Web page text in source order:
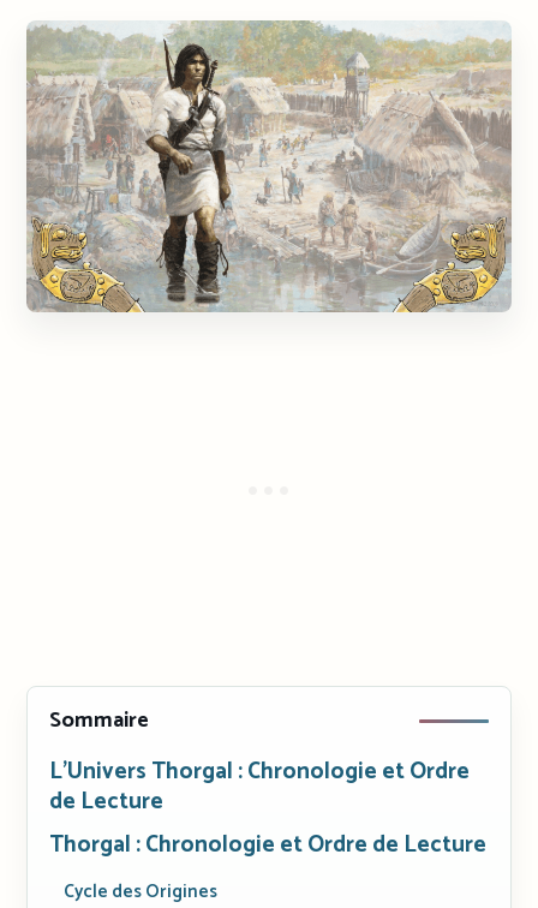
Sommaire
L’Univers Thorgal : Chronologie et Ordre
de Lecture
Thorgal : Chronologie et Ordre de Lecture
Cycle des Origines